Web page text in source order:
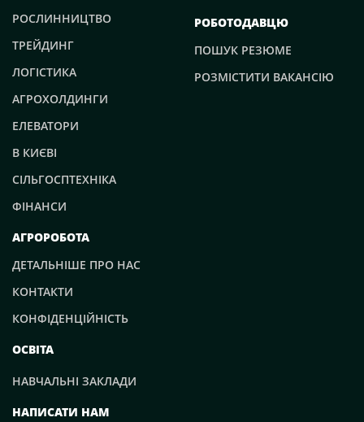
НАПИСАТИ НАМ
РОСЛИННИЦТВО
ТРЕЙДИНГ
ЛОГІСТИКА
АГРОХОЛДИНГИ
ЕЛЕВАТОРИ
В КИЄВІ
СІЛЬГОСПТЕХНІКА
ФІНАНСИ
РОБОТОДАВЦЮ
ПОШУК РЕЗЮМЕ
РОЗМІСТИТИ ВАКАНСІЮ
АГРОРОБОТА
ДЕТАЛЬНІШЕ ПРО НАС
КОНТАКТИ
КОНФІДЕНЦІЙНІСТЬ
ОСВІТА
НАВЧАЛЬНІ ЗАКЛАДИ